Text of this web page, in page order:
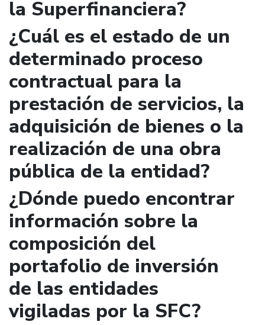
la Superfinanciera?
¿Cuál es el estado de un
determinado proceso
contractual para la
prestación de servicios, la
adquisición de bienes o la
realización de una obra
pública de la entidad?
¿Dónde puedo encontrar
información sobre la
composición del
portafolio de inversión
de las entidades
vigiladas por la SFC?